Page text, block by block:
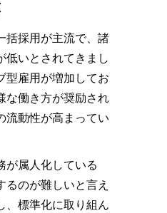
括採用が主流で、諸
低いとされてきまし
型雇用が増加してお
な働き方が奨励され
流動性が高まってい
が属人化している
るのが難しいと言え
、標準化に取り組ん